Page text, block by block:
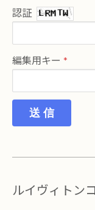
認証
編集用キー
送 信
ルイヴィトン